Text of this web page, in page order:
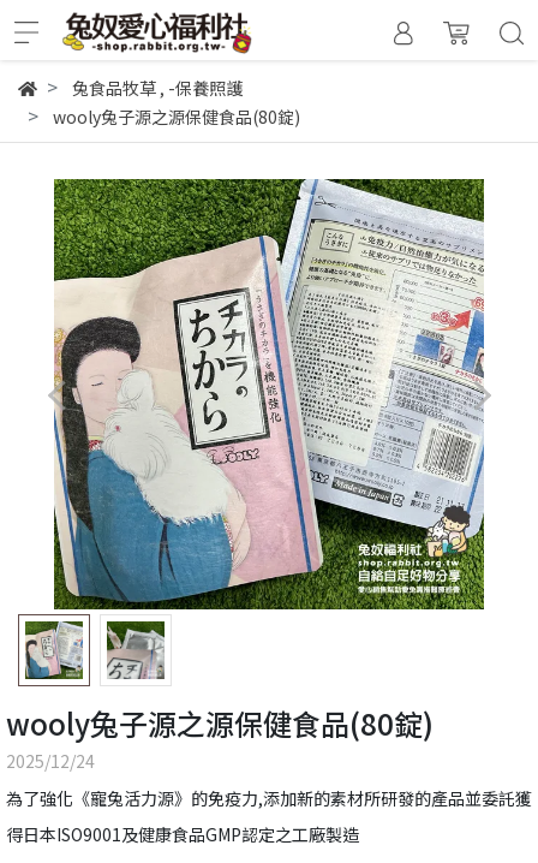
兔食品牧草, -保養照護
wooly兔子源之源保健食品(80錠)
wooly兔子源之源保健食品(80錠)
2025/12/24
為了強化《寵兔活力源》的免疫力,添加新的素材所研發的產品並委託獲
得日本ISO9001及健康食品GMP認定之工廠製造